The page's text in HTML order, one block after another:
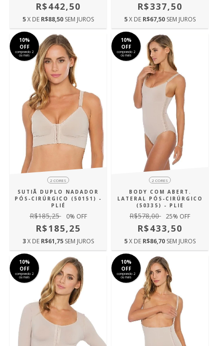
R$442,50
5X DE R$88,50 SEM JUROS
R$337,50
5X DE R$67,50 SEM JUROS
10%
OFF
comprando 2
ou mais
2 CORES
SUTIÃ DUPLO NADADOR
PÓS-CIRÚRGICO (50151) -
PLIÉ
R$185,25 0% OFF
R$185,25
3X DE R$61,75 SEM JUROS
10%
OFF
comprando 2
ou mais
2 CORES
BODY COM ABERT.
LATERAL PÓS-CIRÚRGICO
(50335) - PLIE
R$578,00 25% OFF
R$433,50
5X DE R$86,70 SEM JUROS
10%
OFF
comprando 2
ou mais
10%
OFF
comprando 2
ou mais